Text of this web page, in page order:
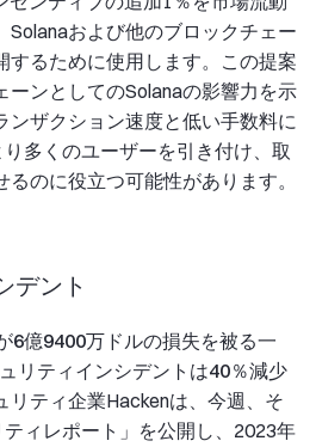
Solanaおよび他のブロックチェー
するために使用します。この提案
ーンとしてのSolanaの影響力を示
ンザクション速度と低い手数料に
多くのユーザーを引き付け、取
のに役立つ可能性があります。
デント
6億9400万ドルの損失を被る一
リティインシデントは40％減少
リティ企業Hackenは、今週、そ
ィレポート」を公開し、2023年